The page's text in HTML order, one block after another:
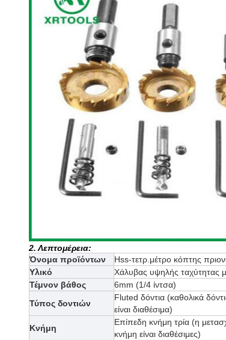
2. Λεπτομέρεια:
Όνομα προϊόντων
Hss-τετρ.μέτρο κόπτης
Υλικό
Χάλυβας υψηλής ταχύτητας
Τέμνον βάθος
6mm (1/4 ίντσα)
Τύπος δοντιών
Fluted δόντια (καθολικά
είναι διαθέσιμα)
Κνήμη
Επίπεδη κνήμη τρία (η
κνήμη είναι διαθέσιμες)